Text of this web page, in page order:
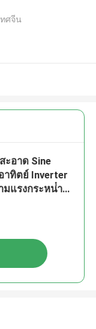
ทศจีน
ะอาด Sine
าทิตย์ Inverter
แรงกระหน่ํา